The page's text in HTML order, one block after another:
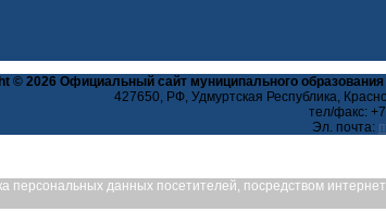
© 2026 Официальный сайт муниципального
427650, РФ, Удмуртская Республика,
тел/факс:
Эл. почта:
персональных данных посетителей, посредством